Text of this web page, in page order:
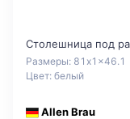
Столешница под
Размеры: 81x1x46.1
Цвет: белый
Allen Brau